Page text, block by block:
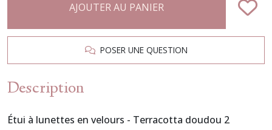
AJOUTER AU PANIER
POSER UNE QUESTION
Description
Étui à lunettes en velours - Terracotta doudou 2